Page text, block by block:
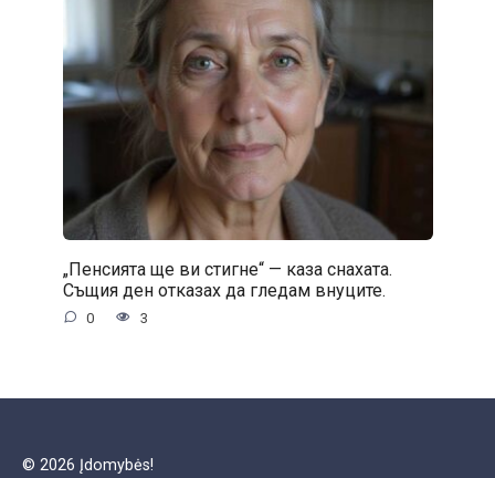
„Пенсията ще ви стигне“ — каза снахата.
Същия ден отказах да гледам внуците.
0 3
© 2026 Įdomybės!